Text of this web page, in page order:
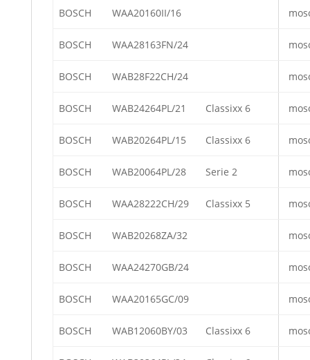
BOSCH WAA20160II/16
BOSCH WAA28163FN/24
BOSCH WAB28F22CH/24
BOSCH WAB24264PL/21 Classixx 6
BOSCH WAB20264PL/15 Classixx 6
BOSCH WAB20064PL/28 Serie 2
BOSCH WAA28222CH/29 Classixx 5
BOSCH WAB20268ZA/32
BOSCH WAA24270GB/24
BOSCH WAA20165GC/09
BOSCH WAB12060BY/03 Classixx 6